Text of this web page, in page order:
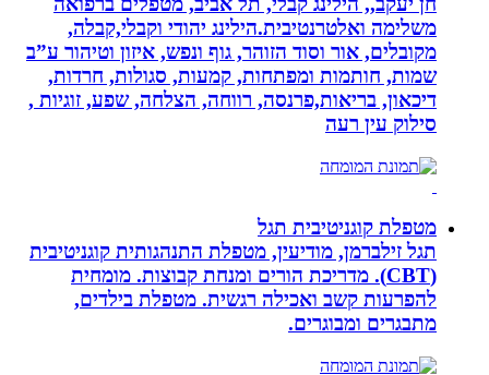
משלימה ואלטרנטיבית.הילינג יהודי וקבלי,קבלה,
מקובלים, אור וסוד הזוהר, גוף ונפש, איזון וטיהור ע”ב
שמות, חותמות ומפתחות, קמעות, סגולות, חרדות,
דיכאון, בריאות,פרנסה, רווחה, הצלחה, שפע, זוגיות ,
סילוק עין רעה
מטפלת קוגניטיבית תגל
תגל זילברמן, מודיעין, מטפלת התנהגותית קוגניטיבית
(CBT). מדריכת הורים ומנחת קבוצות. מומחית
להפרעות קשב ואכילה רגשית. מטפלת בילדים,
מתבגרים ומבוגרים.